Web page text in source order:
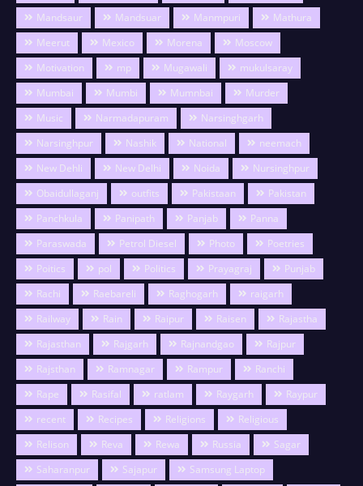
Mandsaur
Mandsuar Manmpuri
Mathura
Meerut
Mexico Morena
Moscow
Motivation
mp Mugawali
mukulsaray
Mumbai
Mumbi Mumnbai
Murder
Music
Narmadapuram
Narsinghgarh
Narsinghpur
Nashik National
neemach
New Dehli
New Delhi Noida
Nursinghpur
Obaidullaganj
outfits Pakistaan
Pakistan
Panchkula
Panipath Panjab
Panna
Paraswada
Petrol Diesel Photo
Poetries
Poitics
pol Politics Prayagraj
Punjab
Rachi
Raebareli Raghogarh
raigarh
Railway
Rain Raipur Raisen
Rajastha
Rajasthan
Rajgarh Rajnandgao
Rajpur
Rajsthan
Ramnagar Rampur
Ranchi
Rape
Rasifal ratlam Raygarh
Raypur
recent
Recipes Religions
Religious
Relison
Reva Rewa Russia
Sagar
Saharanpur
Sajapur
Samsung Laptop